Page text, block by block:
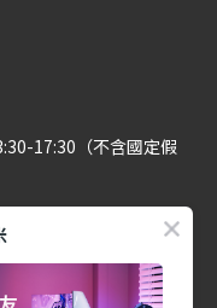
17:30（不含國定假